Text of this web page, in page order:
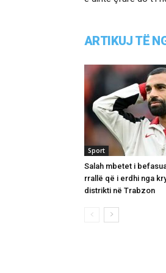
ARTIKUJ TË
Sport
Salah mbetet i
rrallë që i erdhi nga
distrikti në Trabzon